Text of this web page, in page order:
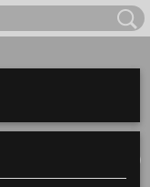
(0)